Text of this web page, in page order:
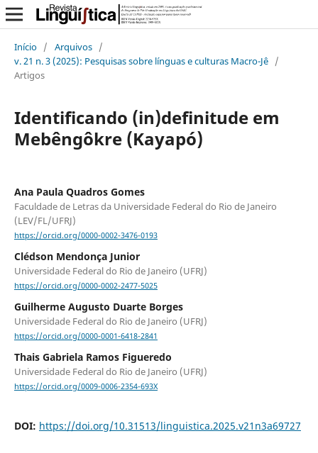
Início / Arquivos /
v. 21 n. 3 (2025): Pesquisas sobre línguas e culturas Macro-Jê /
Artigos
Identificando (in)definitude em
Mebêngôkre (Kayapó)
Ana Paula Quadros Gomes
Faculdade de Letras da Universidade Federal do Rio de Janeiro
(LEV/FL/UFRJ)
https://orcid.org/0000-0002-3476-0193
Clédson Mendonça Junior
Universidade Federal do Rio de Janeiro (UFRJ)
https://orcid.org/0000-0002-2477-5025
Guilherme Augusto Duarte Borges
Universidade Federal do Rio de Janeiro (UFRJ)
https://orcid.org/0000-0001-6418-2841
Thais Gabriela Ramos Figueredo
Universidade Federal do Rio de Janeiro (UFRJ)
https://orcid.org/0009-0006-2354-693X
DOI: https://doi.org/10.31513/linguistica.2025.v21n3a69727